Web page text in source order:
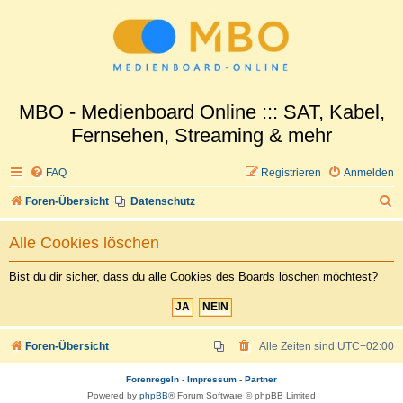
MBO - Medienboard Online ::: SAT, Kabel,
Fernsehen, Streaming & mehr
FAQ Anmelden
Registrieren
Foren-Übersicht Datenschutz
u
Alle Cookies löschen
Bist du dir sicher, dass du alle Cookies des Boards löschen möchtest?
Foren-Übersicht Alle Zeiten sind UTC+02:00
Forenregeln - Impressum - Partner
Powered by phpBB® Forum Software © phpBB Limited